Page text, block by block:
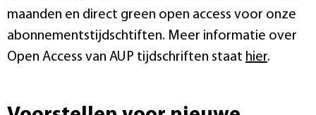
maanden en direct green open access voor onze
abonnementstijdschtiften. Meer informatie over
Open Access van AUP tijdschriften staat hier.